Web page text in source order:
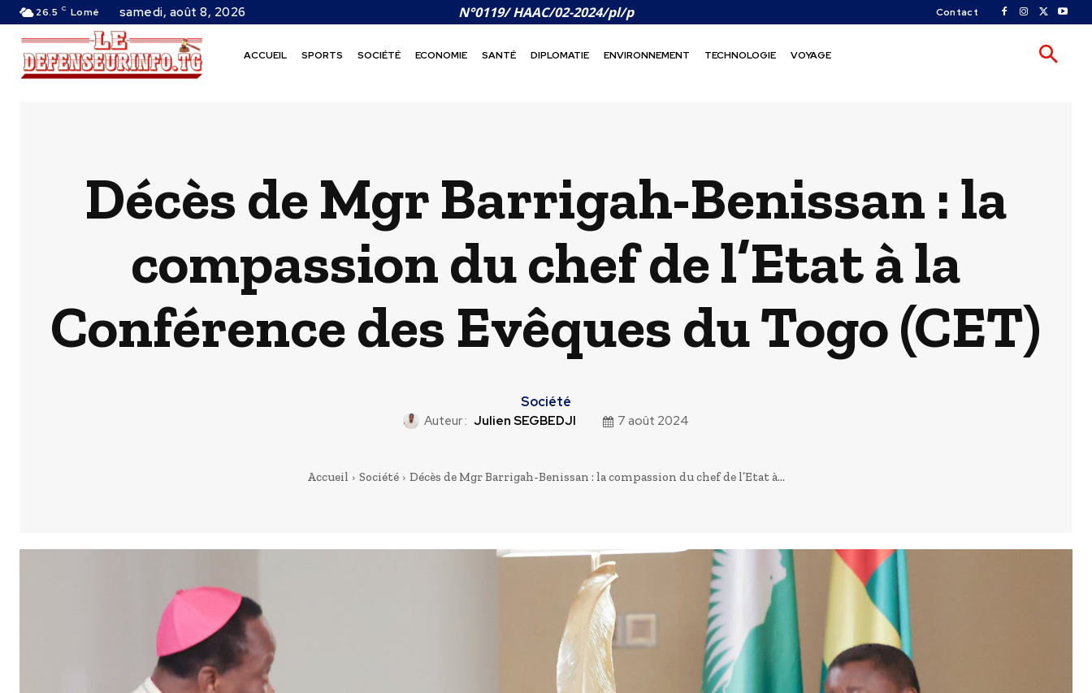
26.5 C Lomé samedi, août 8, 2026 N°0119/ HAAC/02-2024/pl/p Contact
ACCUEIL SPORTS SOCIÉTÉ ECONOMIE SANTÉ DIPLOMATIE ENVIRONNEMENT TECHNOLOGIE VOYAGE
Décès de Mgr Barrigah-Benissan : la
compassion du chef de l’Etat à la
Conférence des Evêques du Togo (CET)
Société
Auteur : Julien SEGBEDJI 7 août 2024
Accueil Société Décès de Mgr Barrigah-Benissan : la compassion du chef de l’Etat à...